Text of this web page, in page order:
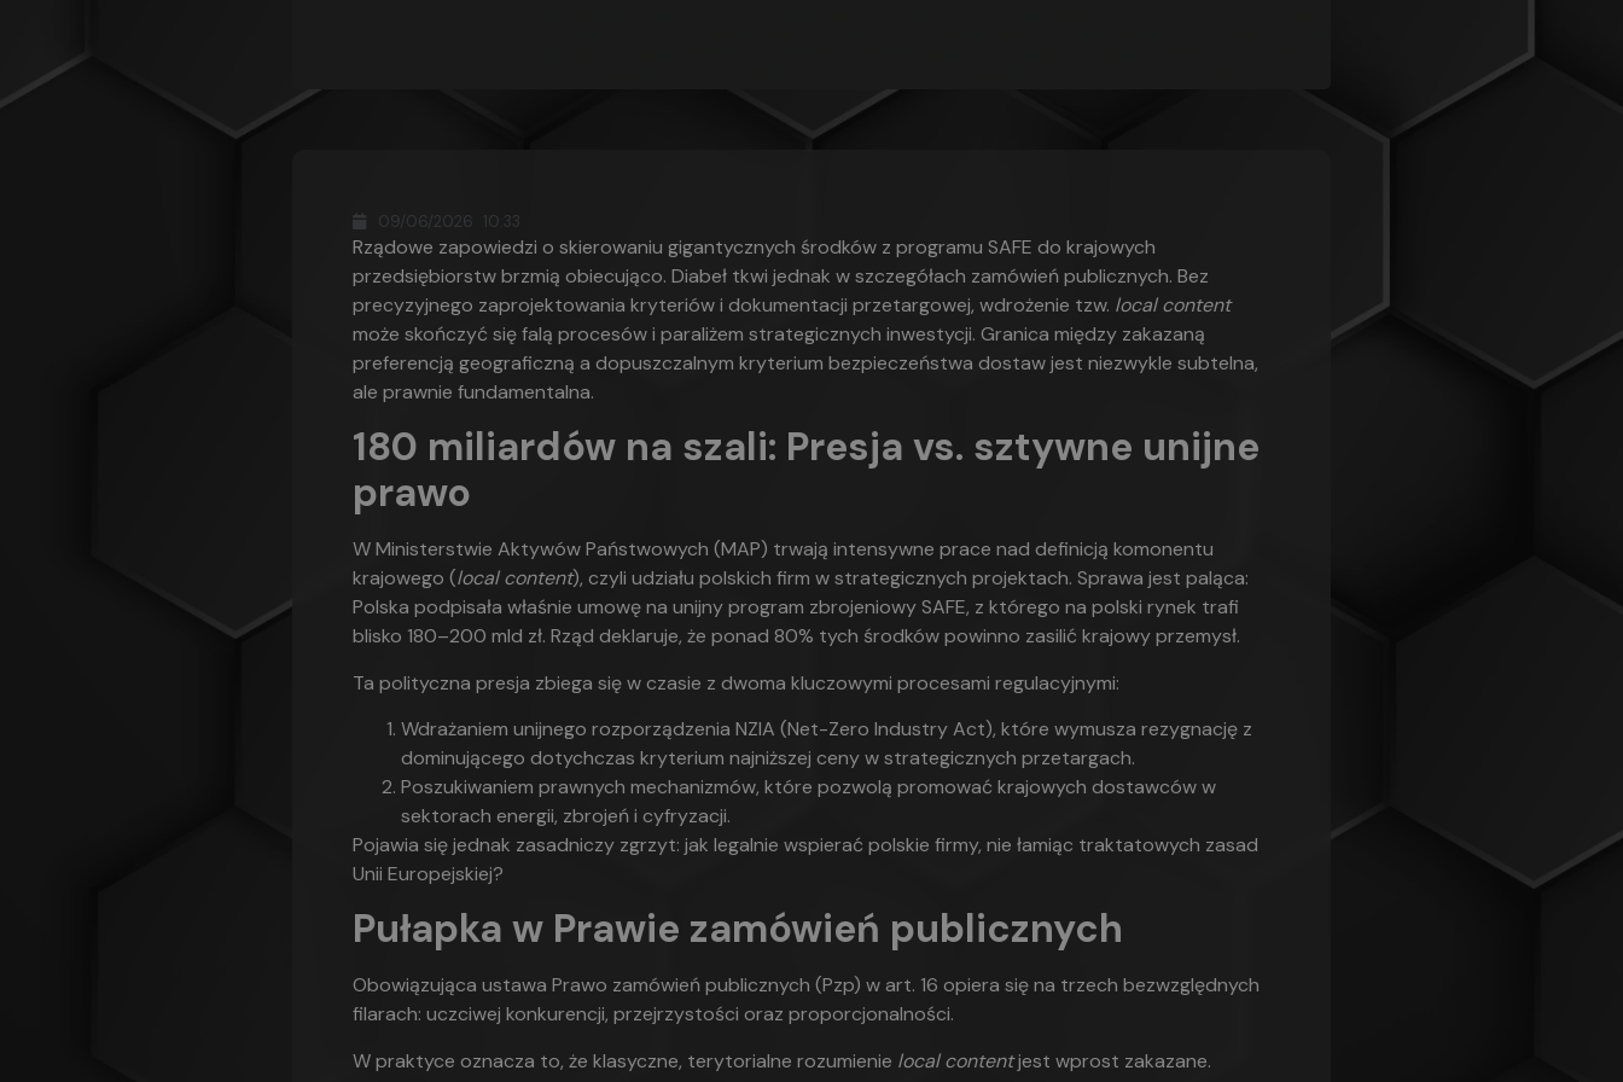
09/06/2026 10:33
Rządowe zapowiedzi o skierowaniu gigantycznych środków z programu SAFE do krajowych
przedsiębiorstw brzmią obiecująco. Diabeł tkwi jednak w szczegółach zamówień publicznych. Bez
precyzyjnego zaprojektowania kryteriów i dokumentacji przetargowej, wdrożenie tzw. local content
może skończyć się falą procesów i paraliżem strategicznych inwestycji. Granica między zakazaną
preferencją geograficzną a dopuszczalnym kryterium bezpieczeństwa dostaw jest niezwykle subtelna,
ale prawnie fundamentalna.
180 miliardów na szali: Presja vs. sztywne unijne
prawo
W Ministerstwie Aktywów Państwowych (MAP) trwają intensywne prace nad definicją komonentu
krajowego (local content), czyli udziału polskich firm w strategicznych projektach. Sprawa jest paląca:
Polska podpisała właśnie umowę na unijny program zbrojeniowy SAFE, z którego na polski rynek trafi
blisko 180–200 mld zł. Rząd deklaruje, że ponad 80% tych środków powinno zasilić krajowy przemysł.
Ta polityczna presja zbiega się w czasie z dwoma kluczowymi procesami regulacyjnymi:
Wdrażaniem unijnego rozporządzenia NZIA (Net-Zero Industry Act), które wymusza rezygnację z
dominującego dotychczas kryterium najniższej ceny w strategicznych przetargach.
Poszukiwaniem prawnych mechanizmów, które pozwolą promować krajowych dostawców w
sektorach energii, zbrojeń i cyfryzacji.
Pojawia się jednak zasadniczy zgrzyt: jak legalnie wspierać polskie firmy, nie łamiąc traktatowych zasad
Unii Europejskiej?
Pułapka w Prawie zamówień publicznych
Obowiązująca ustawa Prawo zamówień publicznych (Pzp) w art. 16 opiera się na trzech bezwzględnych
filarach: uczciwej konkurencji, przejrzystości oraz proporcjonalności.
W praktyce oznacza to, że klasyczne, terytorialne rozumienie local contentjest wprost zakazane.